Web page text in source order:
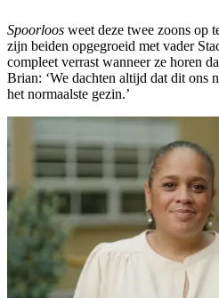
Spoorloos weet deze twee zoons op
zijn beiden opgegroeid met vader
compleet verrast wanneer ze horen
Brian: ‘We dachten altijd dat dit ons
het normaalste gezin.’